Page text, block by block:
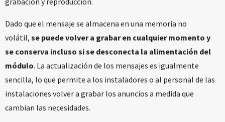
Dado que el mensaje se almacena en una memoria no
volátil, se puede volver a grabar en cualquier momento y
se conserva incluso si se desconecta la alimentación del
módulo. La actualización de los mensajes es igualmente
sencilla, lo que permite a los instaladores o al personal de las
instalaciones volver a grabar los anuncios a medida que
cambian las necesidades.